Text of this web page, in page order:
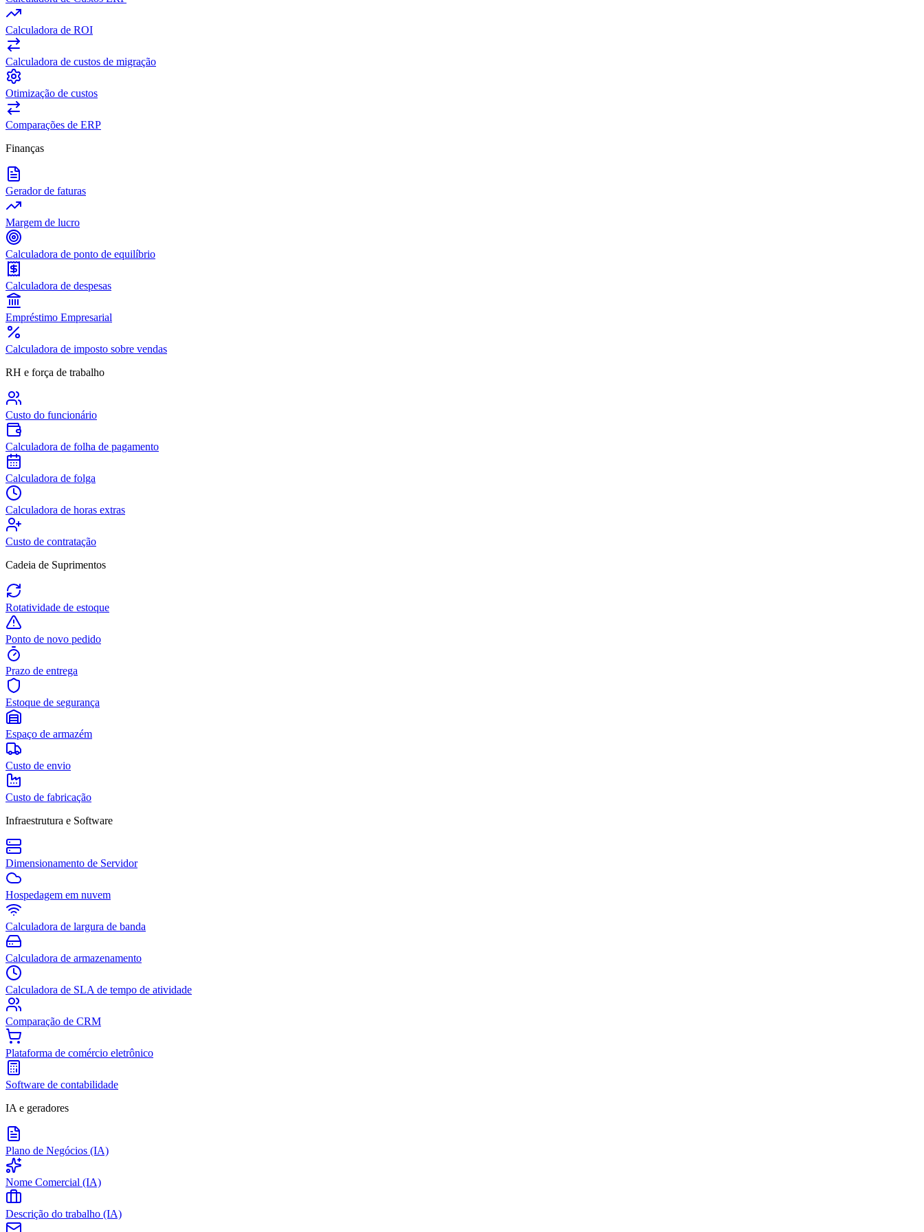
Calculadora de ROI
Calculadora de custos de migração
Otimização de custos
Comparações de ERP
Finanças
Gerador de faturas
Margem de lucro
Calculadora de ponto de equilíbrio
Calculadora de despesas
Empréstimo Empresarial
Calculadora de imposto sobre vendas
RH e força de trabalho
Custo do funcionário
Calculadora de folha de pagamento
Calculadora de folga
Calculadora de horas extras
Custo de contratação
Cadeia de Suprimentos
Rotatividade de estoque
Ponto de novo pedido
Prazo de entrega
Estoque de segurança
Espaço de armazém
Custo de envio
Custo de fabricação
Infraestrutura e Software
Dimensionamento de Servidor
Hospedagem em nuvem
Calculadora de largura de banda
Calculadora de armazenamento
Calculadora de SLA de tempo de atividade
Comparação de CRM
Plataforma de comércio eletrônico
Software de contabilidade
IA e geradores
Plano de Negócios (IA)
Nome Comercial (IA)
Descrição do trabalho (IA)